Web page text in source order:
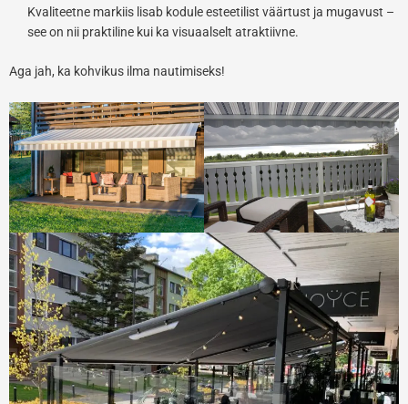
Kvaliteetne markiis lisab kodule esteetilist väärtust ja mugavust –
see on nii praktiline kui ka visuaalselt atraktiivne.
Aga jah, ka kohvikus ilma nautimiseks!